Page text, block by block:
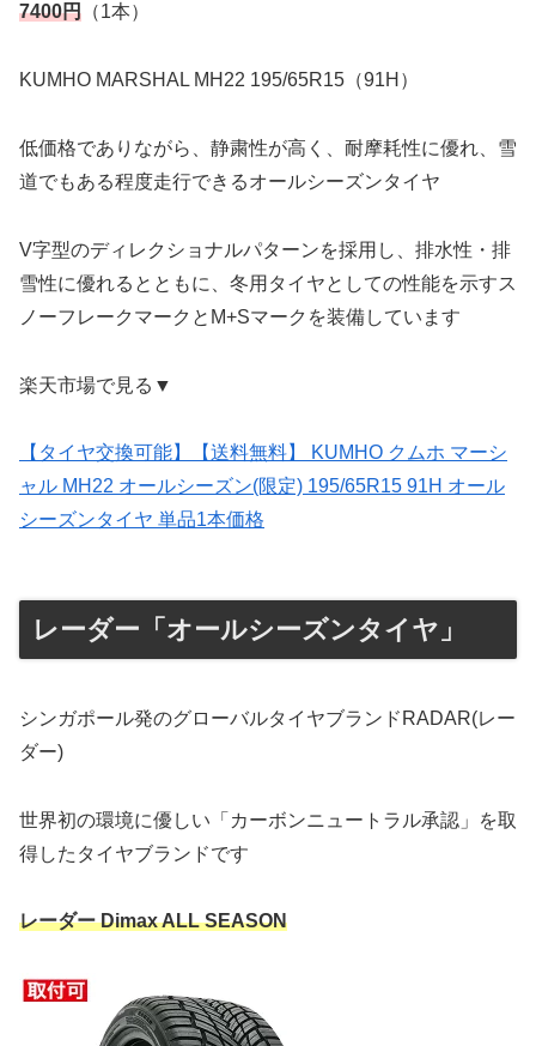
7400円 （1本）
KUMHO MARSHAL MH22 195/65R15（91H）
低価格でありながら、静粛性が高く、耐摩耗性に優れ、雪
道でもある程度走行できるオールシーズンタイヤ
V字型のディレクショナルパターンを採用し、排水性・排
雪性に優れるとともに、冬用タイヤとしての性能を示すス
ノーフレークマークとM+Sマークを装備しています
楽天市場で見る▼
【タイヤ交換可能】【送料無料】 KUMHO クムホ マーシ
ャル MH22 オールシーズン(限定) 195/65R15 91H オール
シーズンタイヤ 単品1本価格
レーダー「オールシーズンタイヤ」
シンガポール発のグローバルタイヤブランドRADAR(レー
ダー)
世界初の環境に優しい「カーボンニュートラル承認」を取
得したタイヤブランドです
レーダー Dimax ALL SEASON